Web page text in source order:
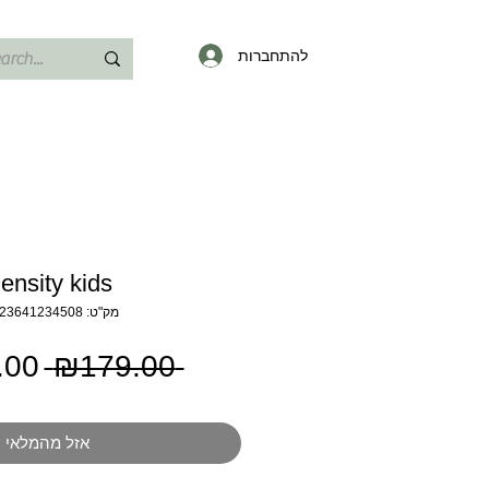
להתחברות
kids
מק"ט: 46523641234508
₪179.00
אזל מהמלאי